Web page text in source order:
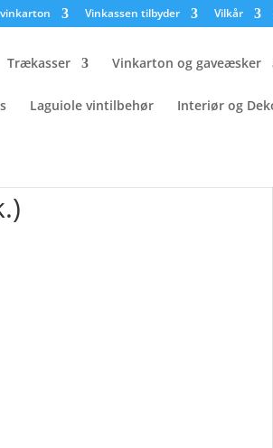
Vinkassen tilbyder Vilkår
Trækasser Vinkarton og gaveæsker
Laguiole vintilbehør Interiør og
×